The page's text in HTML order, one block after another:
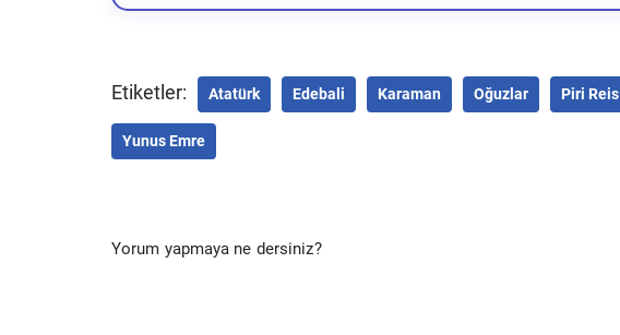
Etiketler: Atatürk Edebali Karaman Oğuzlar Piri Reis
Yunus Emre
Yorum yapmaya ne dersiniz?